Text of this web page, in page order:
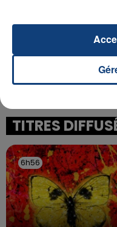
UNE
OPÉRER DE LA
La famille a porté
excuses.
TITRES
6h56
6h56